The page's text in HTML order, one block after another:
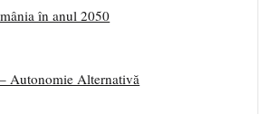
în anul 2050
Autonomie Alternativă